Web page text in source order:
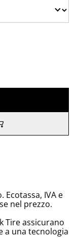
IVA e
nel prezzo.
Tire assicurano
a una tecnologia